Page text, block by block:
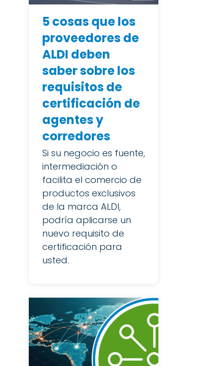
5 cosas que los
proveedores de
ALDI deben
saber sobre los
requisitos de
certificación de
agentes y
corredores
Si su negocio es fuente,
intermediación o
facilita el comercio de
productos exclusivos
de la marca ALDI,
podría aplicarse un
nuevo requisito de
certificación para
usted.